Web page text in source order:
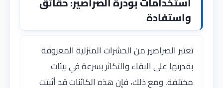
واستفادة
تعتبر الصراصير من الحشرات المنزلية المعروفة
بقدرتها على البقاء والتكاثر بسرعة في بيئات
مختلفة. ومع ذلك، فإن هذه الكائنات قد أثبتت